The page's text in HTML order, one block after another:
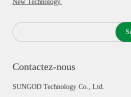
New Technology.
Contactez-nous
SUNGOD Technology Co., Ltd.